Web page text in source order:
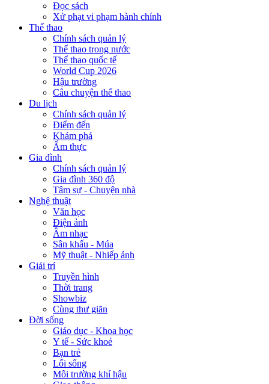
Đọc sách
Xử phạt vi phạm hành chính
Thể thao
Chính sách quản lý
Thể thao trong nước
Thể thao quốc tế
World Cup 2026
Hậu trường
Câu chuyện thể thao
Du lịch
Chính sách quản lý
Điểm đến
Khám phá
Ẩm thực
Gia đình
Chính sách quản lý
Gia đình 360 độ
Tâm sự - Chuyện nhà
Nghệ thuật
Văn học
Điện ảnh
Âm nhạc
Sân khấu - Múa
Mỹ thuật - Nhiếp ảnh
Giải trí
Truyền hình
Thời trang
Showbiz
Cùng thư giãn
Đời sống
Giáo dục - Khoa học
Y tế - Sức khoẻ
Bạn trẻ
Lối sống
Môi trường khí hậu